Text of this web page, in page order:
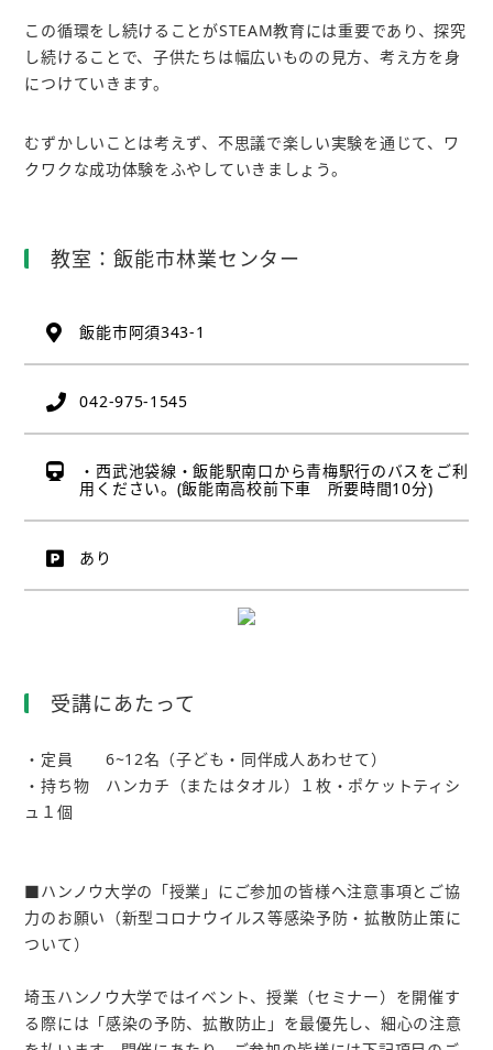
この循環をし続けることがSTEAM教育には重要であり、探究
し続けることで、子供たちは幅広いものの見方、考え方を身
につけていきます。
むずかしいことは考えず、不思議で楽しい実験を通じて、ワ
クワクな成功体験をふやしていきましょう。
教室：飯能市林業センター
飯能市阿須343-1
042-975-1545
・西武池袋線・飯能駅南口から青梅駅行のバスをご利
用ください。(飯能南高校前下車 所要時間10分)
あり
受講にあたって
・定員 6~12名（子ども・同伴成人あわせて）
・持ち物 ハンカチ（またはタオル）１枚・ポケットティシ
ュ１個
■ハンノウ大学の「授業」にご参加の皆様へ注意事項とご協
力のお願い（新型コロナウイルス等感染予防・拡散防止策に
ついて）
埼玉ハンノウ大学ではイベント、授業（セミナー）を開催す
る際には「感染の予防、拡散防止」を最優先し、細心の注意